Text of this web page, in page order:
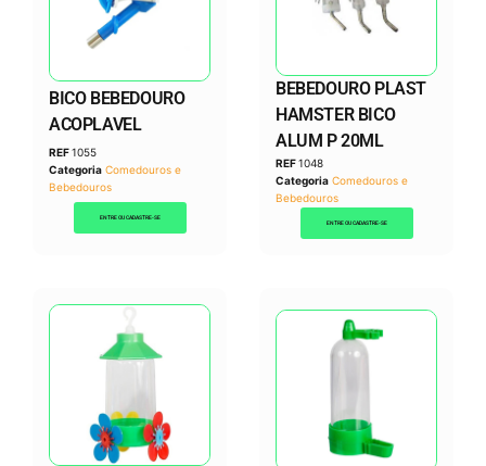
BICO BEBEDOURO
ACOPLAVEL
REF1055
Categoria Comedouros e
Bebedouros
ENTRE OU CADASTRE-SE
BEBEDOURO PLAST
HAMSTER BICO
ALUM P 20ML
REF1048
Categoria Comedouros e
Bebedouros
ENTRE OU CADASTRE-SE